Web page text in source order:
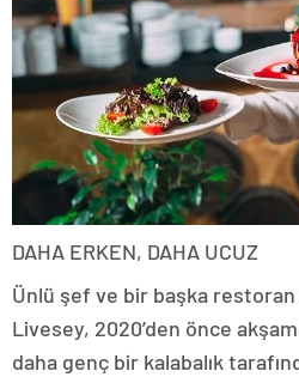
DAHA ERKEN, DAHA UCUZ
Ünlü şef ve bir başka
Livesey, 2020’den önce akşam
daha genç bir kalabalık